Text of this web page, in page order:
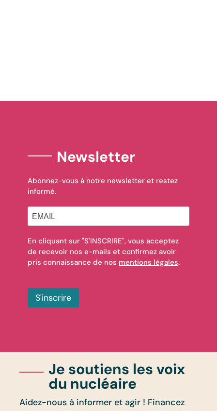
Newsletter
Abonnez-vous à notre newsletter et restez
informé.
En cliquant sur "S'INSCRIRE", vous acceptez
de recevoir nos e-mails et confirmez avoir
pris connaissance de nos mentions légales.
S'inscrire
Je soutiens les voix
du nucléaire
Aidez-nous à informer et agir ! Financez